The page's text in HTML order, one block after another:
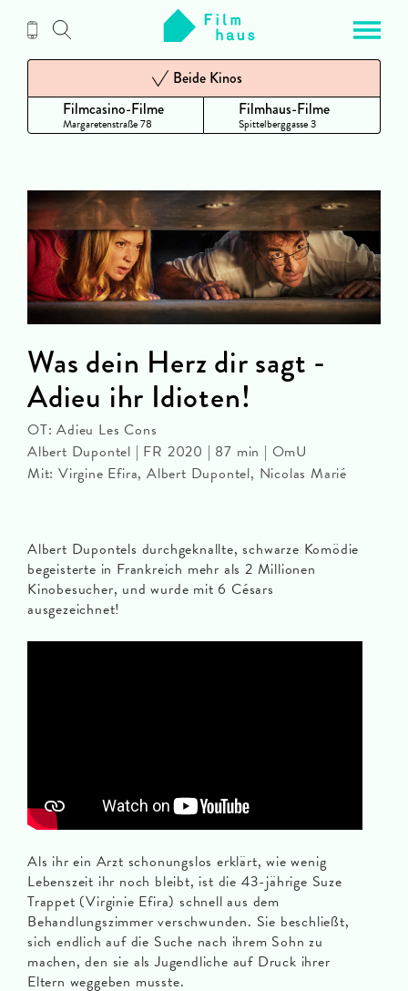
Inhalt
Filmcasino-Filme
Margaretenstraße 78
Beide Kinos
Filmhaus-Filme
Spittelberggasse 3
Albert Dupontels durchgeknallte, schwarze Komödie
begeisterte in Frankreich mehr als 2 Millionen
Kinobesucher, und wurde mit 6 Césars
ausgezeichnet!
Als ihr ein Arzt schonungslos erklärt, wie wenig
Lebenszeit ihr noch bleibt, ist die 43-jährige Suze
Trappet (Virginie Efira) schnell aus dem
Behandlungszimmer verschwunden. Sie beschließt,
sich endlich auf die Suche nach ihrem Sohn zu
machen, den sie als Jugendliche auf Druck ihrer
Eltern weggeben musste.
Was dein Herz dir sagt -
Adieu ihr Idioten!
OT: Adieu Les Cons
Albert Dupontel | FR 2020 | 87 min | OmU
Mit: Virgine Efira, Albert Dupontel, Nicolas Marié